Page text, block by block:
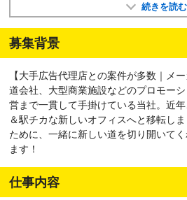
続きを読む
募集背景
【大手広告代理店との案件が多数｜メ
道会社、大型商業施設などのプロモー
営まで一貫して手掛けている当社。近
＆駅チカな新しいオフィスへと移転し
ために、一緒に新しい道を切り開いて
ます！
仕事内容